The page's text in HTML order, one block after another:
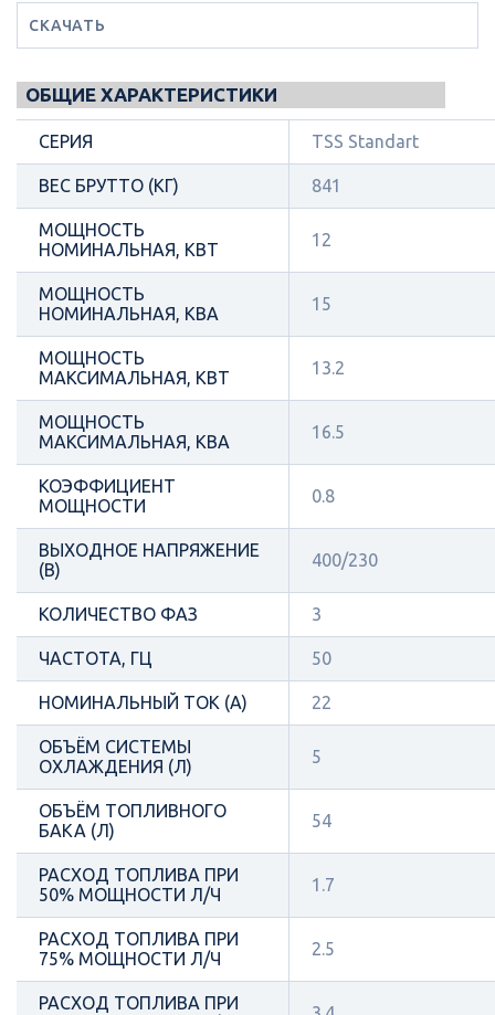
СКАЧАТЬ
ОБЩИЕ ХАРАКТЕРИСТИКИ
СЕРИЯ TSS Standart
ВЕС БРУТТО (КГ) 841
МОЩНОСТЬ
НОМИНАЛЬНАЯ, КВТ
12
МОЩНОСТЬ
НОМИНАЛЬНАЯ, КВА
15
МОЩНОСТЬ
МАКСИМАЛЬНАЯ, КВТ
13.2
МОЩНОСТЬ
МАКСИМАЛЬНАЯ, КВА
16.5
КОЭФФИЦИЕНТ
МОЩНОСТИ
0.8
ВЫХОДНОЕ НАПРЯЖЕНИЕ
(В)
400/230
КОЛИЧЕСТВО ФАЗ 3
ЧАСТОТА, ГЦ 50
НОМИНАЛЬНЫЙ ТОК (А) 22
ОБЪЁМ СИСТЕМЫ
ОХЛАЖДЕНИЯ (Л)
5
ОБЪЁМ ТОПЛИВНОГО
БАКА (Л)
54
РАСХОД ТОПЛИВА ПРИ
50% МОЩНОСТИ Л/Ч
1.7
РАСХОД ТОПЛИВА ПРИ
75% МОЩНОСТИ Л/Ч
2.5
РАСХОД ТОПЛИВА ПРИ